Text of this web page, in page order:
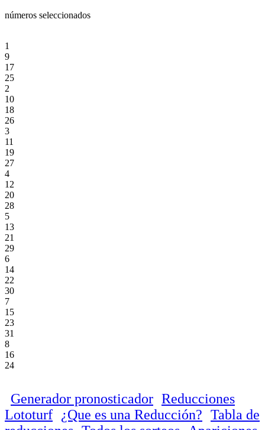
números seleccionados
1
9
17
25
2
10
18
26
3
11
19
27
4
12
20
28
5
13
21
29
6
14
22
30
7
15
23
31
8
16
24
Generador pronosticador Reducciones
Lototurf
¿Que es una Reducción? Tabla de